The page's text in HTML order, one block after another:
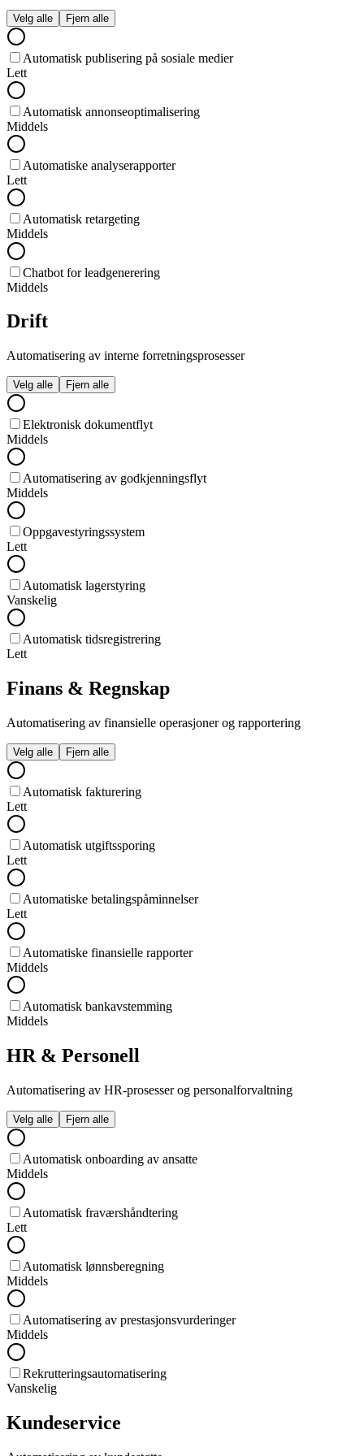
Velg alle Fjern alle
Automatisk publisering på sosiale medier
Lett
Automatisk annonseoptimalisering
Middels
Automatiske analyserapporter
Lett
Automatisk retargeting
Middels
Chatbot for leadgenerering
Middels
Drift
Automatisering av interne forretningsprosesser
Velg alle Fjern alle
Elektronisk dokumentflyt
Middels
Automatisering av godkjenningsflyt
Middels
Oppgavestyringssystem
Lett
Automatisk lagerstyring
Vanskelig
Automatisk tidsregistrering
Lett
Finans & Regnskap
Automatisering av finansielle operasjoner og rapportering
Velg alle Fjern alle
Automatisk fakturering
Lett
Automatisk utgiftssporing
Lett
Automatiske betalingspåminnelser
Lett
Automatiske finansielle rapporter
Middels
Automatisk bankavstemming
Middels
HR & Personell
Automatisering av HR-prosesser og personalforvaltning
Velg alle Fjern alle
Automatisk onboarding av ansatte
Middels
Automatisk fraværshåndtering
Lett
Automatisk lønnsberegning
Middels
Automatisering av prestasjonsvurderinger
Middels
Rekrutteringsautomatisering
Vanskelig
Kundeservice